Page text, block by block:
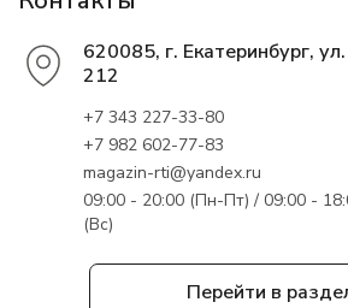
Перейти в
620085, г. Екатеринбург,
212
+7 343 227-33-80
+7 982 602-77-83
magazin-rti@yandex.ru
09:00 - 20:00 (Пн-Пт) / 09:00 -
(Вс)